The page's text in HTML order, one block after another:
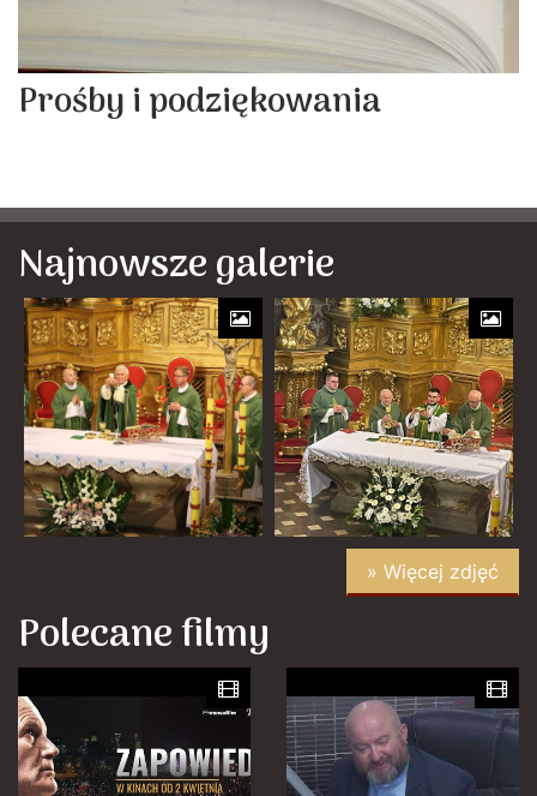
Prośby i podziękowania
Najnowsze galerie
» Więcej zdjęć
Polecane filmy